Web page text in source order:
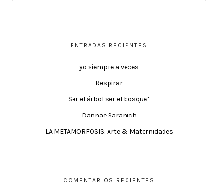
ENTRADAS RECIENTES
yo siempre a veces
Respirar
Ser el árbol ser el bosque*
Dannae Saranich
LA METAMORFOSIS: Arte & Maternidades
COMENTARIOS RECIENTES